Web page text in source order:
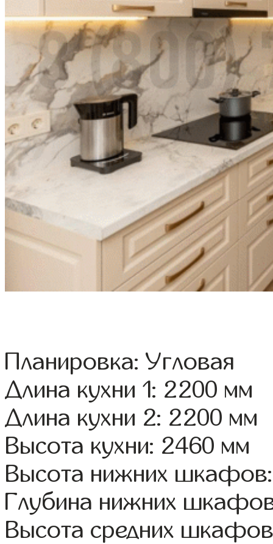
Планировка: Угловая
Длина кухни 1: 2200 мм
Длина кухни 2: 2200 мм
Высота кухни: 2460 мм
Высота нижних
Глубина нижних
Высота средних